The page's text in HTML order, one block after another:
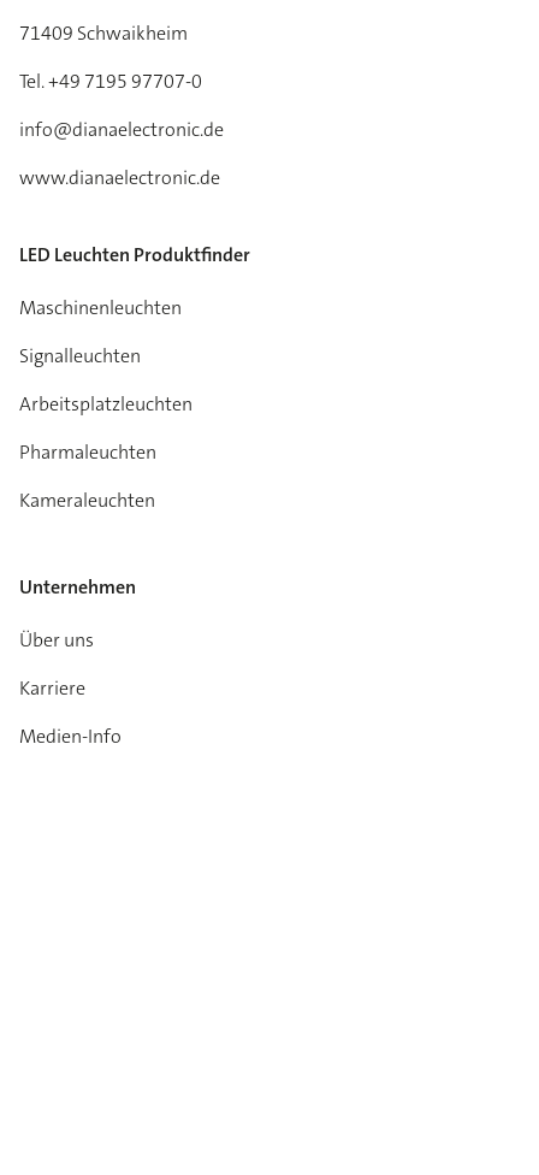
71409 Schwaikheim
Tel. +49 7195 97707-0
info@dianaelectronic.de
www.dianaelectronic.de
LED Leuchten Produktfinder
Maschinenleuchten
Signalleuchten
Arbeitsplatzleuchten
Pharmaleuchten
Kameraleuchten
Unternehmen
Über uns
Karriere
Medien-Info